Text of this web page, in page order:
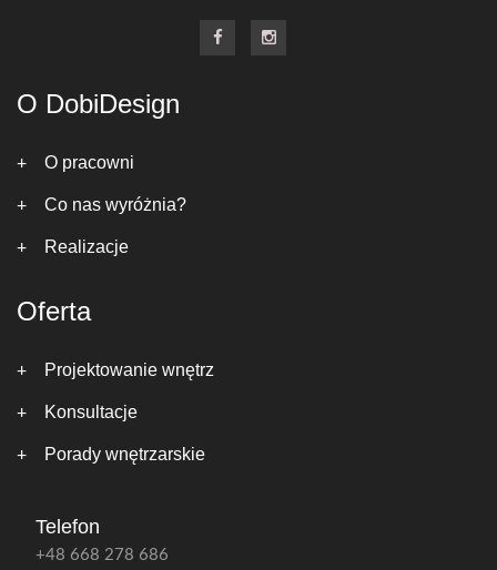
O DobiDesign
O pracowni
Co nas wyróżnia?
Realizacje
Oferta
Projektowanie wnętrz
Konsultacje
Porady wnętrzarskie
Telefon
+48 668 278 686